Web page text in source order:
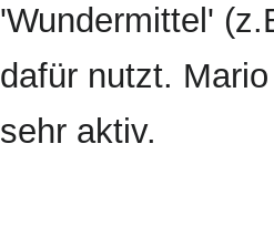
'Wundermittel'
dafür nutzt.
sehr aktiv.